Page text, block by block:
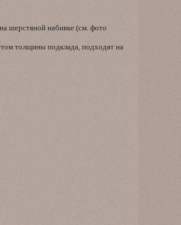
шерстяной набивке (см. фото
толщины подклада, подходят на